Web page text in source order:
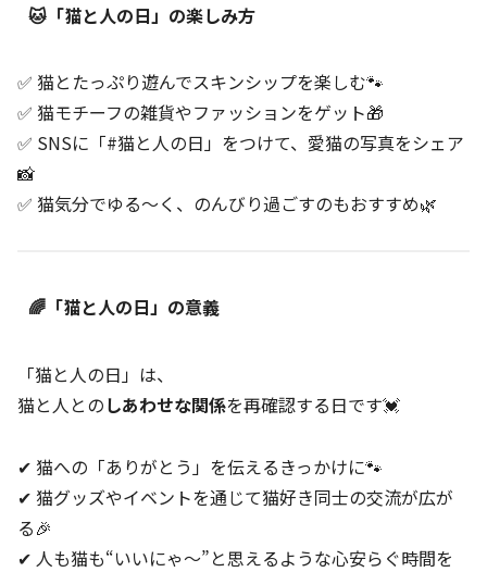
🐱「猫と人の日」の楽しみ方
✅ 猫とたっぷり遊んでスキンシップを楽しむ🐾
✅ 猫モチーフの雑貨やファッションをゲット🎁
✅ SNSに「#猫と人の日」をつけて、愛猫の写真をシェア
📸
✅ 猫気分でゆる～く、のんびり過ごすのもおすすめ🌿
🌈「猫と人の日」の意義
「猫と人の日」は、
猫と人とのしあわせな関係を再確認する日です💓
✔ 猫への「ありがとう」を伝えるきっかけに🐾
✔ 猫グッズやイベントを通じて猫好き同士の交流が広が
る🎉
✔ 人も猫も“いいにゃ～”と思えるような心安らぐ時間を